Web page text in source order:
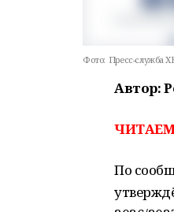
Фото: Пресс-служба
Автор:
По